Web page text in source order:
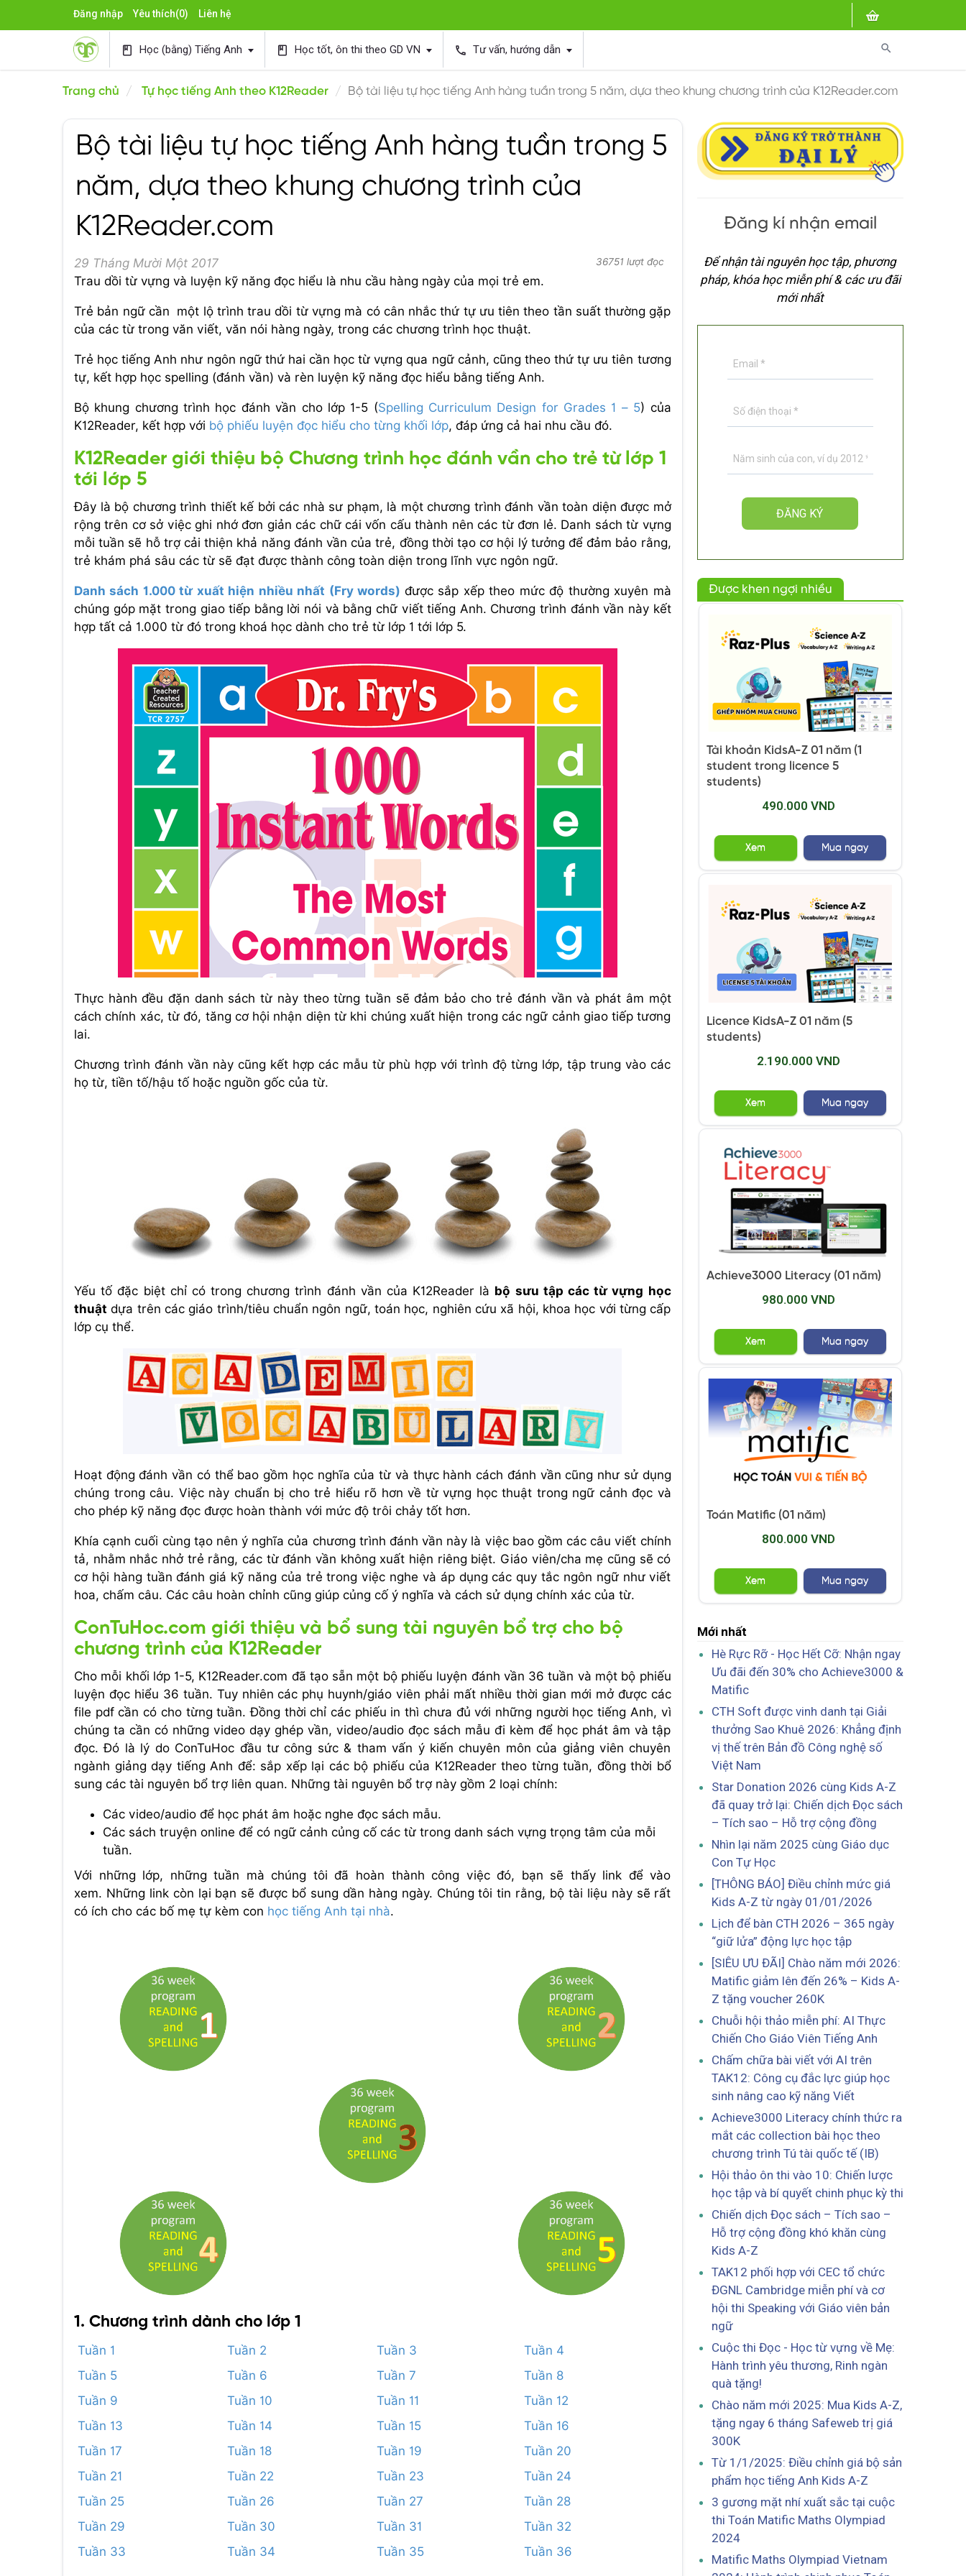
Đăng nhập Yêu thích(0) Liên hệ
search
book Học (bằng) Tiếng Anh book Học tốt, ôn thi theo GD VN phone Tư vấn, hướng dẫn
Trang chủ Tự học tiếng Anh theo K12Reader Bộ tài liệu tự học tiếng Anh hàng tuần trong 5 năm, dựa theo khung chương trình của K12Reader.com
Bộ tài liệu tự học tiếng Anh hàng tuần trong 5
năm, dựa theo khung chương trình của
K12Reader.com
29 Tháng Mười Một 2017 36751 lượt đọc
Trau dồi từ vựng và luyện kỹ năng đọc hiểu là nhu cầu hàng ngày của mọi trẻ em.
Trẻ bản ngữ cần một lộ trình trau dồi từ vựng mà có cân nhắc thứ tự ưu tiên theo tần suất thường gặp
của các từ trong văn viết, văn nói hàng ngày, trong các chương trình học thuật.
Trẻ học tiếng Anh như ngôn ngữ thứ hai cần học từ vựng qua ngữ cảnh, cũng theo thứ tự ưu tiên tương
tự, kết hợp học spelling (đánh vần) và rèn luyện kỹ năng đọc hiểu bằng tiếng Anh.
Bộ khung chương trình học đánh vần cho lớp 1-5 (Spelling Curriculum Design for Grades 1 – 5) của
K12Reader, kết hợp với bộ phiếu luyện đọc hiểu cho từng khối lớp, đáp ứng cả hai nhu cầu đó.
K12Reader giới thiệu bộ Chương trình học đánh vần cho trẻ từ lớp 1
tới lớp 5
Đây là bộ chương trình thiết kế bởi các nhà sư phạm, là một chương trình đánh vần toàn diện được mở
rộng trên cơ sở việc ghi nhớ đơn giản các chữ cái vốn cấu thành nên các từ đơn lẻ. Danh sách từ vựng
mỗi tuần sẽ hỗ trợ cải thiện khả năng đánh vần của trẻ, đồng thời tạo cơ hội lý tưởng để đảm bảo rằng,
trẻ khám phá sâu các từ sẽ đạt được thành công toàn diện trong lĩnh vực ngôn ngữ.
Danh sách 1.000 từ xuất hiện nhiều nhất (Fry words) được sắp xếp theo mức độ thường xuyên mà
chúng góp mặt trong giao tiếp bằng lời nói và bằng chữ viết tiếng Anh. Chương trình đánh vần này kết
hợp tất cả 1.000 từ đó trong khoá học dành cho trẻ từ lớp 1 tới lớp 5.
Thực hành đều đặn danh sách từ này theo từng tuần sẽ đảm bảo cho trẻ đánh vần và phát âm một
cách chính xác, từ đó, tăng cơ hội nhận diện từ khi chúng xuất hiện trong các ngữ cảnh giao tiếp tương
lai.
Chương trình đánh vần này cũng kết hợp các mẫu từ phù hợp với trình độ từng lớp, tập trung vào các
họ từ, tiền tố/hậu tố hoặc nguồn gốc của từ.
Yếu tố đặc biệt chỉ có trong chương trình đánh vần của K12Reader là bộ sưu tập các từ vựng học
thuật dựa trên các giáo trình/tiêu chuẩn ngôn ngữ, toán học, nghiên cứu xã hội, khoa học với từng cấp
lớp cụ thể.
Hoạt động đánh vần có thể bao gồm học nghĩa của từ và thực hành cách đánh vần cũng như sử dụng
chúng trong câu. Việc này chuẩn bị cho trẻ hiểu rõ hơn về từ vựng học thuật trong ngữ cảnh đọc và
cho phép kỹ năng đọc được hoàn thành với mức độ trôi chảy tốt hơn.
Khía cạnh cuối cùng tạo nên ý nghĩa của chương trình đánh vần này là việc bao gồm các câu viết chính
tả, nhằm nhắc nhở trẻ rằng, các từ đánh vần không xuất hiện riêng biệt. Giáo viên/cha mẹ cũng sẽ có
cơ hội hàng tuần đánh giá kỹ năng của trẻ trong việc nghe và áp dụng các quy tắc ngôn ngữ như viết
hoa, chấm câu. Các câu hoàn chỉnh cũng giúp củng cố ý nghĩa và cách sử dụng chính xác của từ.
ConTuHoc.com giới thiệu và bổ sung tài nguyên bổ trợ cho bộ
chương trình của K12Reader
Cho mỗi khối lớp 1-5, K12Reader.com đã tạo sẵn một bộ phiếu luyện đánh vần 36 tuần và một bộ phiếu
luyện đọc hiểu 36 tuần. Tuy nhiên các phụ huynh/giáo viên phải mất nhiều thời gian mới mở được các
file pdf cần có cho từng tuần. Đồng thời chỉ các phiếu in thì chưa đủ với những người học tiếng Anh, vì
chúng ta cần có những video dạy ghép vần, video/audio đọc sách mẫu đi kèm để học phát âm và tập
đọc. Đó là lý do ConTuHoc đầu tư công sức & tham vấn ý kiến chuyên môn của giảng viên chuyên
ngành giảng dạy tiếng Anh để: sắp xếp lại các bộ phiếu của K12Reader theo từng tuần, đồng thời bổ
sung các tài nguyên bổ trợ liên quan. Những tài nguyên bổ trợ này gồm 2 loại chính:
Các video/audio để học phát âm hoặc nghe đọc sách mẫu.
Các sách truyện online để có ngữ cảnh củng cố các từ trong danh sách vựng trọng tâm của mỗi
tuần.
Với những lớp, những tuần mà chúng tôi đã hoàn thành công việc đó, bạn sẽ thấy link để vào
xem. Những link còn lại bạn sẽ được bổ sung dần hàng ngày. Chúng tôi tin rằng, bộ tài liệu này sẽ rất
có ích cho các bố mẹ tự kèm con học tiếng Anh tại nhà.
1. Chương trình dành cho lớp 1
Tuần 1 Tuần 2 Tuần 3
Tuần 4
Tuần 5
Tuần 6 Tuần 7
Tuần 8
Tuần 9
Tuần 10 Tuần 11
Tuần 12
Tuần 13
Tuần 14 Tuần 15
Tuần 16
Tuần 17
Tuần 18 Tuần 19
Tuần 20
Tuần 21
Tuần 22 Tuần 23
Tuần 24
Tuần 25
Tuần 26 Tuần 27
Tuần 28
Tuần 29
Tuần 30 Tuần 31
Tuần 32
Tuần 33
Tuần 34 Tuần 35 Tuần 36
Đăng kí nhận email
Để nhận tài nguyên học tập, phương
pháp, khóa học miễn phí & các ưu đãi
mới nhất
Được khen ngợi nhiều
Tài khoản KidsA-Z 01 năm (1
student trong licence 5
students)
490.000 VND
Xem Mua ngay
Licence KidsA-Z 01 năm (5
students)
2.190.000 VND
Xem Mua ngay
Achieve3000 Literacy (01 năm)
980.000 VND
Xem Mua ngay
Toán Matific (01 năm)
800.000 VND
Xem Mua ngay
Mới nhất
Hè Rực Rỡ - Học Hết Cỡ: Nhận ngay
Ưu đãi đến 30% cho Achieve3000 &
Matific
CTH Soft được vinh danh tại Giải
thưởng Sao Khuê 2026: Khẳng định
vị thế trên Bản đồ Công nghệ số
Việt Nam
Star Donation 2026 cùng Kids A-Z
đã quay trở lại: Chiến dịch Đọc sách
– Tích sao – Hỗ trợ cộng đồng
Nhìn lại năm 2025 cùng Giáo dục
Con Tự Học
[THÔNG BÁO] Điều chỉnh mức giá
Kids A-Z từ ngày 01/01/2026
Lịch để bàn CTH 2026 – 365 ngày
“giữ lửa” động lực học tập
[SIÊU ƯU ĐÃI] Chào năm mới 2026:
Matific giảm lên đến 26% – Kids A-
Z tặng voucher 260K
Chuỗi hội thảo miễn phí: AI Thực
Chiến Cho Giáo Viên Tiếng Anh
Chấm chữa bài viết với AI trên
TAK12: Công cụ đắc lực giúp học
sinh nâng cao kỹ năng Viết
Achieve3000 Literacy chính thức ra
mắt các collection bài học theo
chương trình Tú tài quốc tế (IB)
Hội thảo ôn thi vào 10: Chiến lược
học tập và bí quyết chinh phục kỳ thi
Chiến dịch Đọc sách – Tích sao –
Hỗ trợ cộng đồng khó khăn cùng
Kids A-Z
TAK12 phối hợp với CEC tổ chức
ĐGNL Cambridge miễn phí và cơ
hội thi Speaking với Giáo viên bản
ngữ
Cuộc thi Đọc - Học từ vựng về Mẹ:
Hành trình yêu thương, Rinh ngàn
quà tặng!
Chào năm mới 2025: Mua Kids A-Z,
tặng ngay 6 tháng Safeweb trị giá
300K
Từ 1/1/2025: Điều chỉnh giá bộ sản
phẩm học tiếng Anh Kids A-Z
3 gương mặt nhí xuất sắc tại cuộc
thi Toán Matific Maths Olympiad
2024
Matific Maths Olympiad Vietnam